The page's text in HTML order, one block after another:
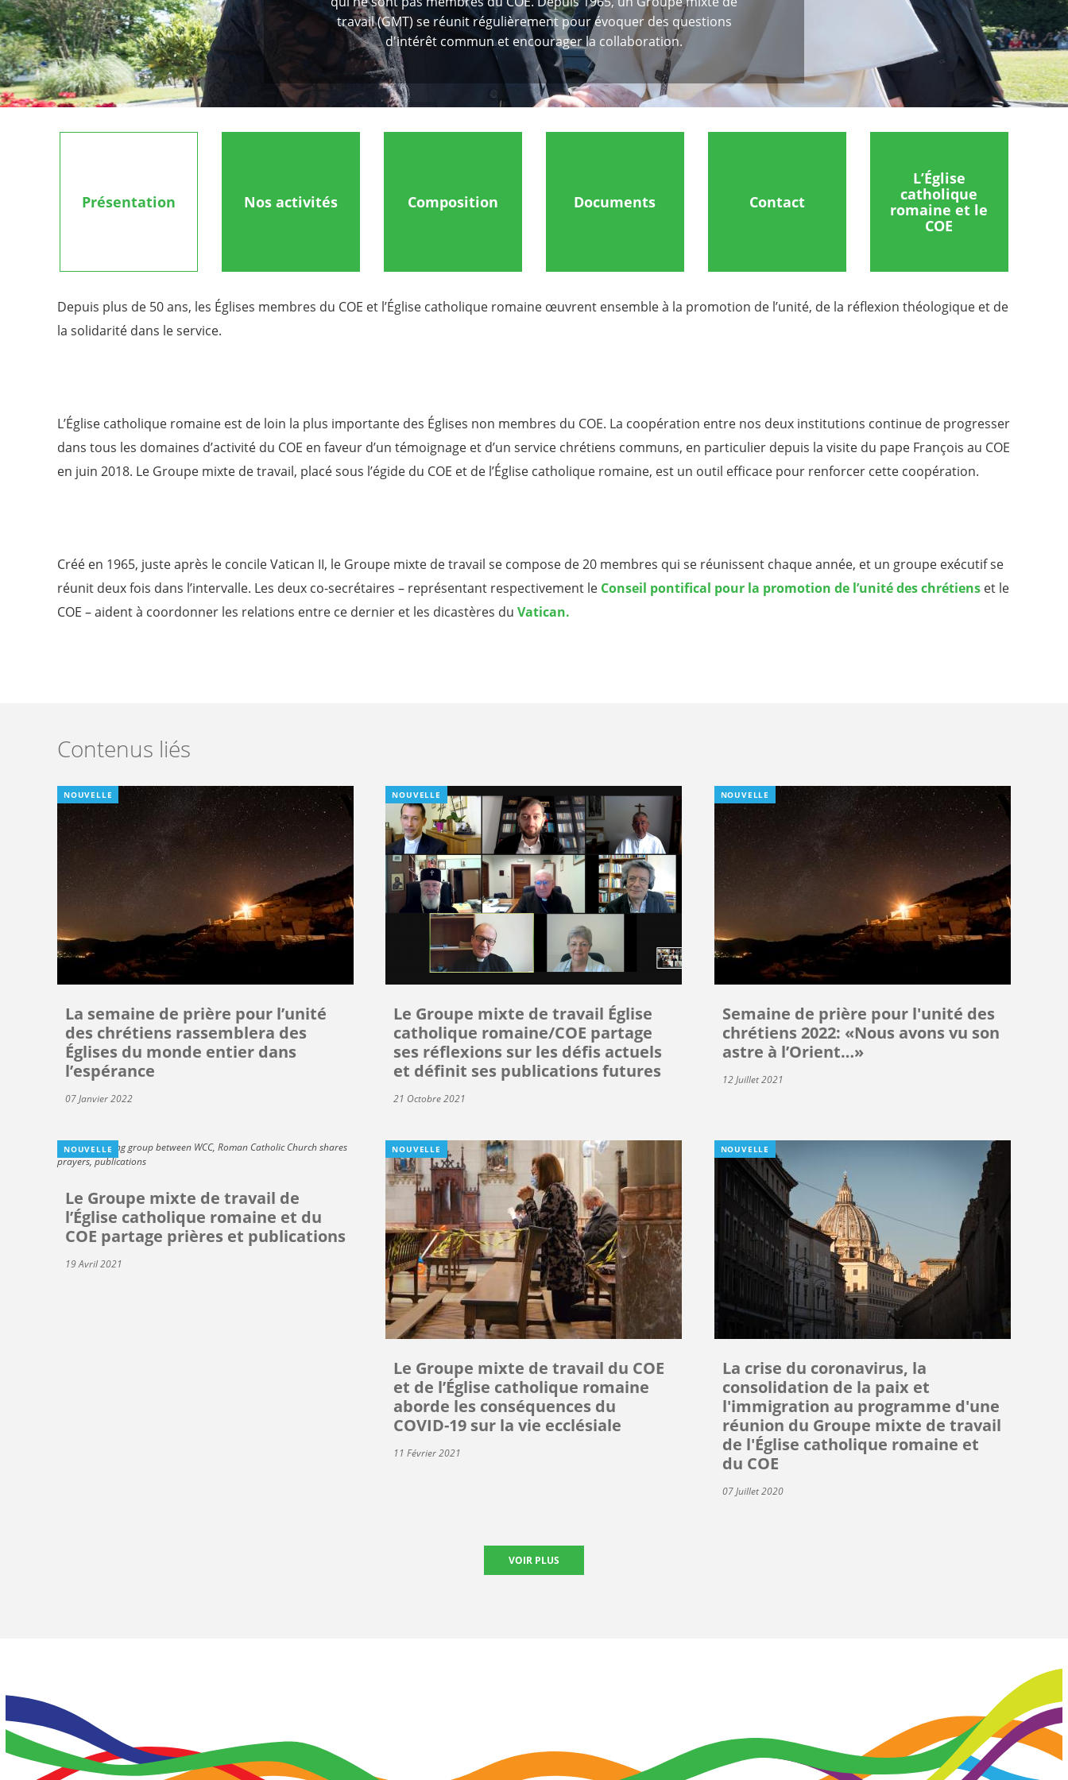
travail (GMT) se réunit régulièrement pour évoquer des questions
d'intérêt commun et encourager la collaboration.
Présentation Nos activités Composition Documents Contact
L’Église
catholique
romaine et le
COE
Depuis plus de 50 ans, les Églises membres du COE et l’Église catholique romaine œuvrent ensemble à la promotion de l’unité, de la réflexion théologique et de
la solidarité dans le service.
L’Église catholique romaine est de loin la plus importante des Églises non membres du COE. La coopération entre nos deux institutions continue de progresser
dans tous les domaines d’activité du COE en faveur d’un témoignage et d’un service chrétiens communs, en particulier depuis la visite du pape François au COE
en juin 2018. Le Groupe mixte de travail, placé sous l’égide du COE et de l’Église catholique romaine, est un outil efficace pour renforcer cette coopération.
Créé en 1965, juste après le concile Vatican II, le Groupe mixte de travail se compose de 20 membres qui se réunissent chaque année, et un groupe exécutif se
réunit deux fois dans l’intervalle. Les deux co-secrétaires – représentant respectivement le Conseil pontifical pour la promotion de l’unité des chrétiens et le
COE – aident à coordonner les relations entre ce dernier et les dicastères du Vatican.
Contenus liés
NOUVELLE
La semaine de prière pour l’unité
des chrétiens rassemblera des
Églises du monde entier dans
l’espérance
07 Janvier 2022
NOUVELLE
Le Groupe mixte de travail Église
catholique romaine/COE partage
ses réflexions sur les défis actuels
et définit ses publications futures
21 Octobre 2021
NOUVELLE
Semaine de prière pour l'unité des
chrétiens 2022: «Nous avons vu son
astre à l’Orient…»
12 Juillet 2021
NOUVELLE
Le Groupe mixte de travail de
l’Église catholique romaine et du
COE partage prières et publications
19 Avril 2021
NOUVELLE
Le Groupe mixte de travail du COE
et de l’Église catholique romaine
aborde les conséquences du
COVID-19 sur la vie ecclésiale
11 Février 2021
NOUVELLE
La crise du coronavirus, la
consolidation de la paix et
l'immigration au programme d'une
réunion du Groupe mixte de travail
de l'Église catholique romaine et
du COE
07 Juillet 2020
VOIR PLUS